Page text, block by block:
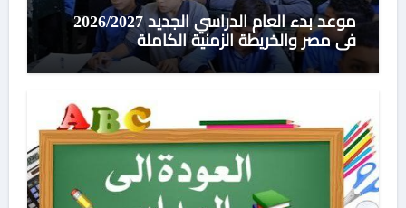
موعد بدء العام الدراسي الجديد 2026/2027
في مصر والخريطة الزمنية الكاملة